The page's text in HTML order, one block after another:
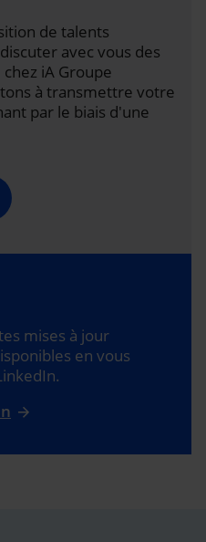
de talents
avec vous des
iA Groupe
à transmettre votre
par le biais d'une
mises à jour
en vous